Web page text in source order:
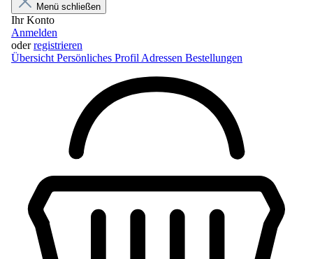
Menü schließen
Ihr Konto
Anmelden
oderregistrieren
Übersicht Persönliches Profil Adressen Bestellungen